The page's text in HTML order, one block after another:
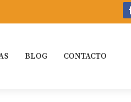
BLOG CONTACTO